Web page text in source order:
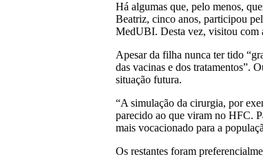
Há algumas que, pelo menos,
Beatriz, cinco anos, participou
MedUBI. Desta vez, visitou com
Apesar da filha nunca ter tido
das vacinas e dos tratamentos”.
situação futura.
“A simulação da cirurgia, por
parecido ao que viram no HFC.
mais vocacionado para a
Os restantes foram